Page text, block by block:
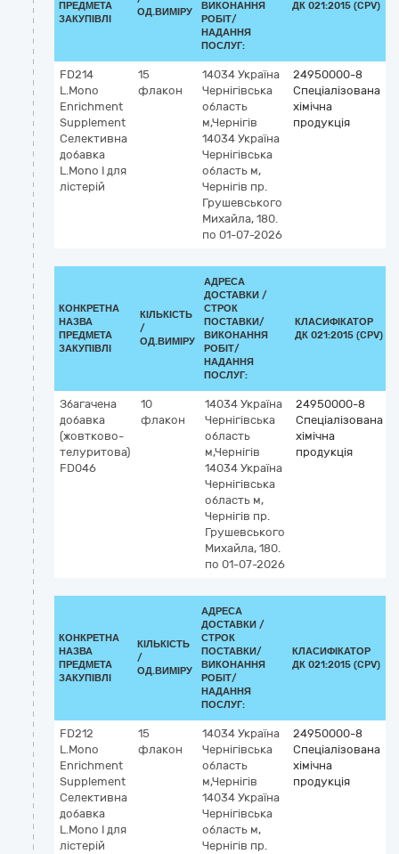
ПРЕДМЕТА
ЗАКУПІВЛІ
ОД.ВИМІРУ
ВИКОНАННЯ
РОБІТ/
НАДАННЯ
ПОСЛУГ:
ДК 021:2015 (CPV)
FD214
L.Mono
Enrichment
Supplement
Селективна
добавка
L.Mono І для
лістерій
15
флакон
14034 Україна
Чернігівська
область
м,Чернігів
14034 Україна
Чернігівська
область м,
Чернігів пр.
Грушевського
Михайла, 180.
по 01-07-2026
24950000-8
Спеціалізована
хімічна
продукція
КОНКРЕТНА
НАЗВА
ПРЕДМЕТА
ЗАКУПІВЛІ
КІЛЬКІСТЬ
/
ОД.ВИМІРУ
АДРЕСА
ДОСТАВКИ /
СТРОК
ПОСТАВКИ/
ВИКОНАННЯ
РОБІТ/
НАДАННЯ
ПОСЛУГ:
КЛАСИФІКАТОР
ДК 021:2015 (CPV)
Збагачена
добавка
(жовтково-
телуритова)
FD046
10
флакон
14034 Україна
Чернігівська
область
м,Чернігів
14034 Україна
Чернігівська
область м,
Чернігів пр.
Грушевського
Михайла, 180.
по 01-07-2026
24950000-8
Спеціалізована
хімічна
продукція
КОНКРЕТНА
НАЗВА
ПРЕДМЕТА
ЗАКУПІВЛІ
КІЛЬКІСТЬ
/
ОД.ВИМІРУ
АДРЕСА
ДОСТАВКИ /
СТРОК
ПОСТАВКИ/
ВИКОНАННЯ
РОБІТ/
НАДАННЯ
ПОСЛУГ:
КЛАСИФІКАТОР
ДК 021:2015 (CPV)
FD212
L.Mono
Enrichment
Supplement
Селективна
добавка
L.Mono І для
лістерій
15
флакон
14034 Україна
Чернігівська
область
м,Чернігів
14034 Україна
Чернігівська
область м,
Чернігів пр.
24950000-8
Спеціалізована
хімічна
продукція